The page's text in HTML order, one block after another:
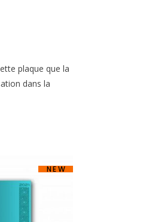
plaque que la
dans la
NEW